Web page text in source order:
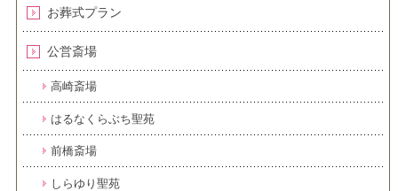
お葬式プラン
公営斎場
高崎斎場
はるなくらぶち聖苑
前橋斎場
しらゆり聖苑